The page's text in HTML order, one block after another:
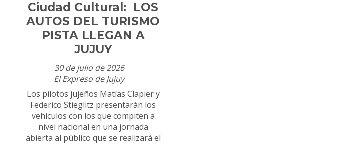
Ciudad Cultural: LOS
AUTOS DEL TURISMO
PISTA LLEGAN A
JUJUY
El Expreso de Jujuy
30 de julio de 2026
Los pilotos jujeños Matías Clapier y
Federico Stieglitz presentarán los
vehículos con los que compiten a
nivel nacional en una jornada
abierta al público que se realizará el